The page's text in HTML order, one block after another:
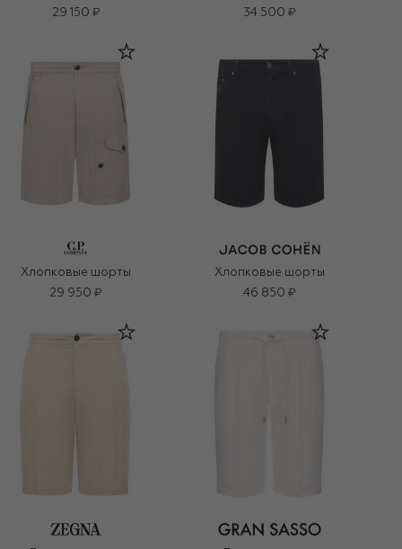
29 150 ₽
34 500 ₽
Хлопковые шорты
29 950 ₽
Хлопковые шорты
46 850 ₽